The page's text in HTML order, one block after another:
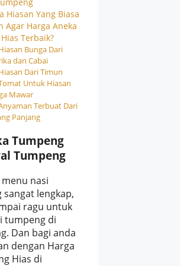
Hiasan Yang Biasa
Agar Harga Aneka
Terbaik?
Bunga Dari
dan Cabai
Dari Timun
Untuk Hiasan
Mawar
Terbuat Dari
Panjang
Tumpeng
Tumpeng
nasi
lengkap,
ragu untuk
tumpeng di
Dan bagi anda
dengan Harga
Hias di